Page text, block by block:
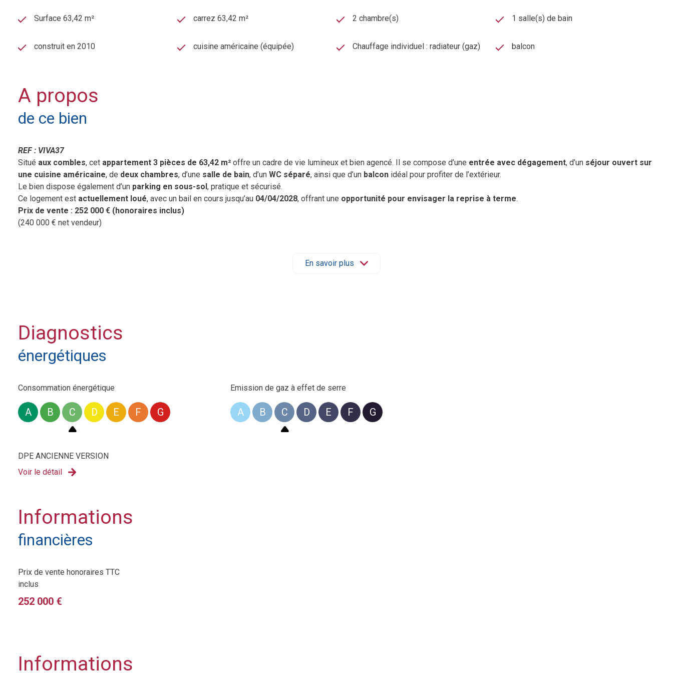
Surface 63,42 m² carrez 63,42 m² 2 chambre(s) 1 salle(s) de bain
construit en 2010 cuisine américaine (équipée) Chauffage individuel : radiateur (gaz) balcon
A propos
de ce bien
REF : VIVA37
Situé aux combles, cet appartement 3 pièces de 63,42 m² offre un cadre de vie lumineux et bien agencé. Il se compose d’une entrée avec dégagement, d’un séjour ouvert sur
une cuisine américaine, de deux chambres, d’une salle de bain, d’un WC séparé, ainsi que d’un balcon idéal pour profiter de l’extérieur.
Le bien dispose également d’un parking en sous-sol , pratique et sécurisé.
Ce logement est actuellement loué, avec un bail en cours jusqu’au 04/04/2028, offrant une opportunité pour envisager la reprise à terme.
Prix de vente : 252 000 € (honoraires inclus)
(240 000 € net vendeur)
En savoir plus
Diagnostics
énergétiques
Consommation énergétique
A B C D E F G
Emission de gaz à effet de serre
A B C D E F G
DPE ANCIENNE VERSION
Voir le détail
Informations
financières
Prix de vente honoraires TTC
inclus
252 000 €
Informations